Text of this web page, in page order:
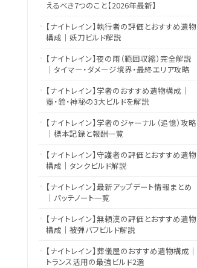
えるべき7つのこと【2026年最新】
【ナイトレイン】執行者の評価とおすすめ遺物
構成｜妖刀ビルド解説
【ナイトレイン】夜の雨（範囲収縮）完全解説
｜タイマー・ダメージ境界・最終エリア攻略
【ナイトレイン】学者のおすすめ遺物構成｜
壺・鈴・神秘の3大ビルドを解説
【ナイトレイン】学者のジャーナル（追憶）攻略
｜標本記録と報酬一覧
【ナイトレイン】守護者の評価とおすすめ遺物
構成｜タンクビルド解説
【ナイトレイン】最新アップデート情報まとめ
｜パッチノート一覧
【ナイトレイン】無頼漢の評価とおすすめ遺物
構成｜被弾バフビルド解説
【ナイトレイン】葬儀屋のおすすめ遺物構成｜
トランス活用の最強ビルド2選